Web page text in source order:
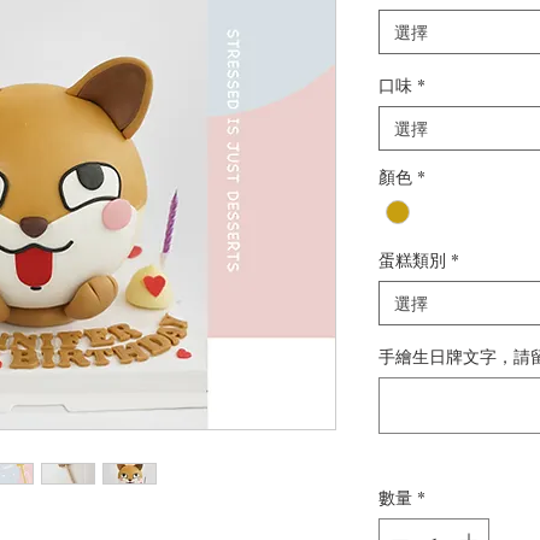
選擇
口味 *
選擇
顏色 *
蛋糕類別 *
選擇
手繪生日牌文字，請
數量 *